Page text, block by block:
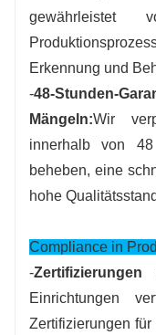
gewährleistet
Erkennung und
-48-Stunden-
Mängeln:Wir
innerhalb von
beheben, eine
hohe
Compliance in
-Zertifizierungen
Einrichtungen
Zertifizierungen